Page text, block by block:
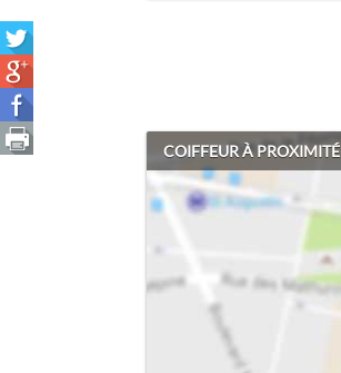
COIFFEUR À PROXIMITÉ